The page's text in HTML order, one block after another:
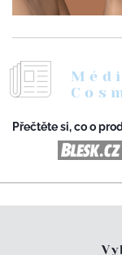
Přečtěte si, co o